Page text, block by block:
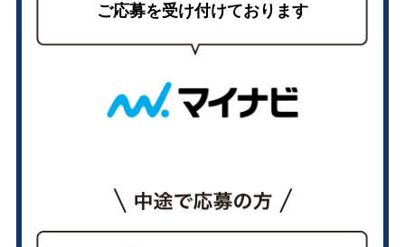
ご応募を受け付けております